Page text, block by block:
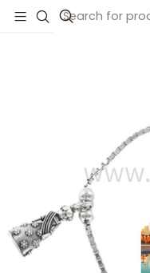
Inicio Catálogo